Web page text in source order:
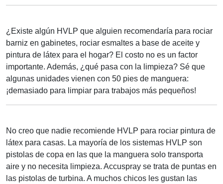
¿Existe algún HVLP que alguien recomendaría para rociar
barniz en gabinetes, rociar esmaltes a base de aceite y
pintura de látex para el hogar? El costo no es un factor
importante. Además, ¿qué pasa con la limpieza? Sé que
algunas unidades vienen con 50 pies de manguera:
¡demasiado para limpiar para trabajos más pequeños!
No creo que nadie recomiende HVLP para rociar pintura de
látex para casas. La mayoría de los sistemas HVLP son
pistolas de copa en las que la manguera solo transporta
aire y no necesita limpieza. Accuspray se trata de puntas en
las pistolas de turbina. A muchos chicos les gustan las